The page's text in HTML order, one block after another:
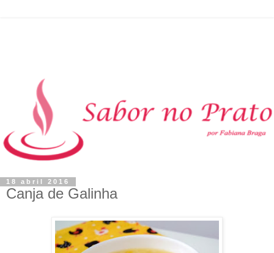
18 abril 2016
Canja de Galinha